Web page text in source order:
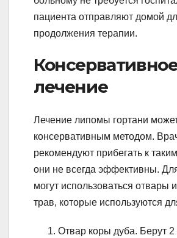
пациента отправляют домой
продолжения терапии.
лечение
Лечение липомы гортани
консервативным методом.
рекомендуют прибегать к
они не всегда эффективны.
могут использоваться отвары
трав, которые используются
Отвар коры дуба. Берут 2